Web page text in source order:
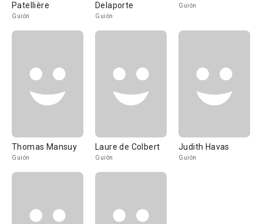
Patellière
Guión
Delaporte
Guión
Guión
Thomas Mansuy
Guión
Laure de Colbert
Guión
Judith Havas
Guión